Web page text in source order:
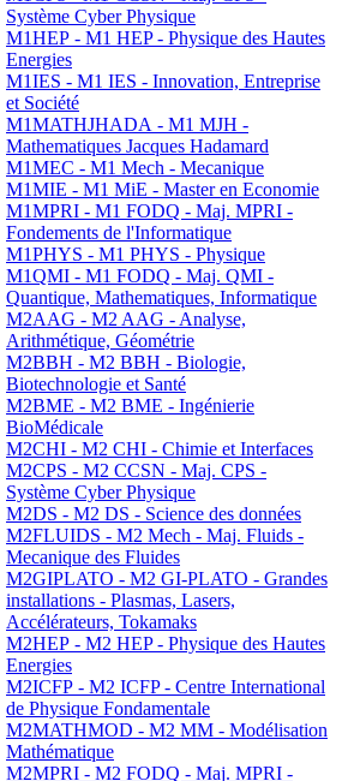
Système Cyber Physique
M1HEP - M1 HEP - Physique des Hautes
Energies
M1IES - M1 IES - Innovation, Entreprise
et Société
M1MATHJHADA - M1 MJH -
Mathematiques Jacques Hadamard
M1MEC - M1 Mech - Mecanique
M1MIE - M1 MiE - Master en Economie
M1MPRI - M1 FODQ - Maj. MPRI -
Fondements de l'Informatique
M1PHYS - M1 PHYS - Physique
M1QMI - M1 FODQ - Maj. QMI -
Quantique, Mathematiques, Informatique
M2AAG - M2 AAG - Analyse,
Arithmétique, Géométrie
M2BBH - M2 BBH - Biologie,
Biotechnologie et Santé
M2BME - M2 BME - Ingénierie
BioMédicale
M2CHI - M2 CHI - Chimie et Interfaces
M2CPS - M2 CCSN - Maj. CPS -
Système Cyber Physique
M2DS - M2 DS - Science des données
M2FLUIDS - M2 Mech - Maj. Fluids -
Mecanique des Fluides
M2GIPLATO - M2 GI-PLATO - Grandes
installations - Plasmas, Lasers,
Accélérateurs, Tokamaks
M2HEP - M2 HEP - Physique des Hautes
Energies
M2ICFP - M2 ICFP - Centre International
de Physique Fondamentale
M2MATHMOD - M2 MM - Modélisation
Mathématique
M2MPRI - M2 FODQ - Maj. MPRI -